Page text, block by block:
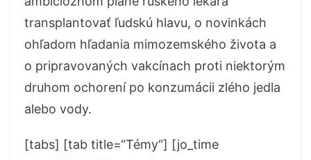
transplantovať ľudskú hlavu, o novinkách
ohľadom hľadania mimozemského života a
o pripravovaných vakcínach proti niektorým
druhom ochorení po konzumácii zlého jedla
alebo vody.
[tabs] [tab title=“Témy“] [jo_time